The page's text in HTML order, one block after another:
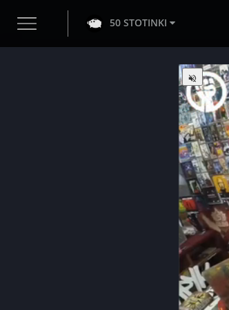
50 STOTINKI